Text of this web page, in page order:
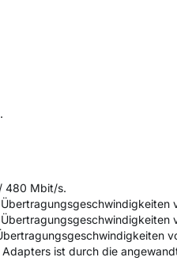
480 Mbit/s.
ist durch die